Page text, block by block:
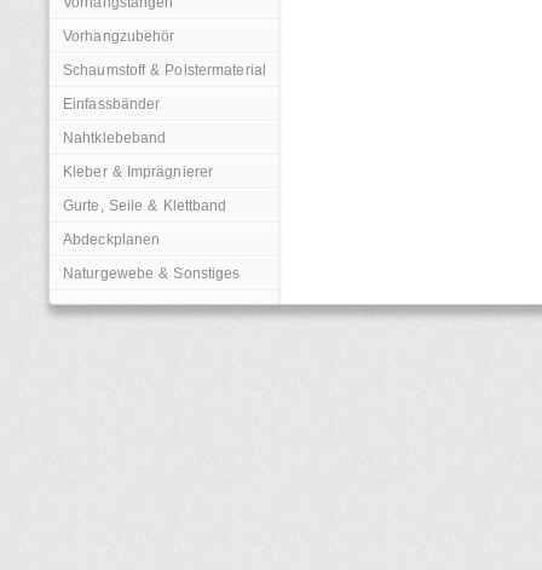
Vorhangzubehör
Schaumstoff & Polstermaterial
Einfassbänder
Nahtklebeband
Kleber & Imprägnierer
Gurte, Seile & Klettband
Abdeckplanen
Naturgewebe & Sonstiges